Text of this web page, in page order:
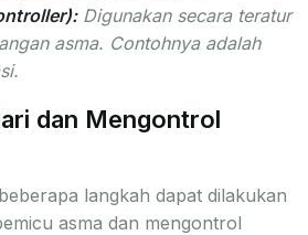
Digunakan secara teratur
asma. Contohnya adalah
dan Mengontrol
langkah dapat dilakukan
asma dan mengontrol